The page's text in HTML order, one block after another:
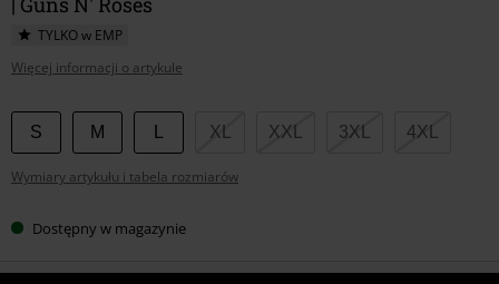
TYLKO w EMP
Więcej informacji o artykule
Wybierz
swój
rozmiar
S M XL XXL 3XL 4XL
Wymiary artykułu i tabela rozmiarów
Dostępny w magazynie